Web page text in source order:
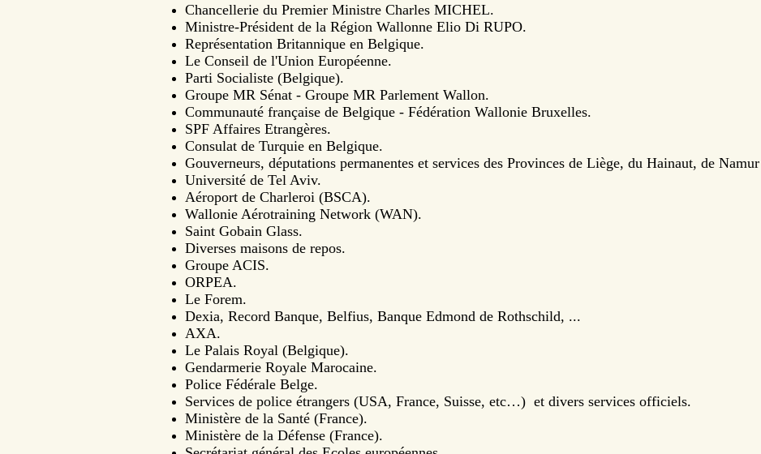
Chancellerie du Premier Ministre Charles MICHEL.
Ministre-Président de la Région Wallonne Elio Di RUPO.
Représentation Britannique en Belgique.
Le Conseil de l'Union Européenne.
Parti Socialiste (Belgique).
Groupe MR Sénat - Groupe MR Parlement Wallon.
Communauté française de Belgique - Fédération Wallonie Bruxelles.
SPF Affaires Etrangères.
Consulat de Turquie en Belgique.
Gouverneurs, députations permanentes et services des Provinces de Liège, du Hainaut, de
Université de Tel Aviv.
Aéroport de Charleroi (BSCA).
Wallonie Aérotraining Network (WAN).
Saint Gobain Glass.
Diverses maisons de repos.
Groupe ACIS.
ORPEA.
Le Forem.
Dexia, Record Banque, Belfius, Banque Edmond de Rothschild, ...
AXA.
Le Palais Royal (Belgique).
Gendarmerie Royale Marocaine.
Police Fédérale Belge.
Services de police étrangers (USA, France, Suisse, etc…) et divers services officiels.
Ministère de la Santé (France).
Ministère de la Défense (France).